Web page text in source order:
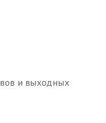
и выходных